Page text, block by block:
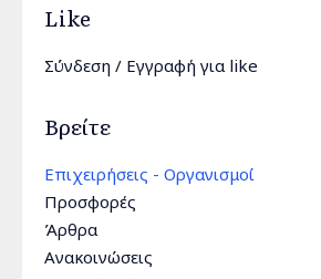
Like
Σύνδεση / Εγγραφή για like
Βρείτε
Επιχειρήσεις - Οργανισμοί
Προσφορές
Άρθρα
Ανακοινώσεις